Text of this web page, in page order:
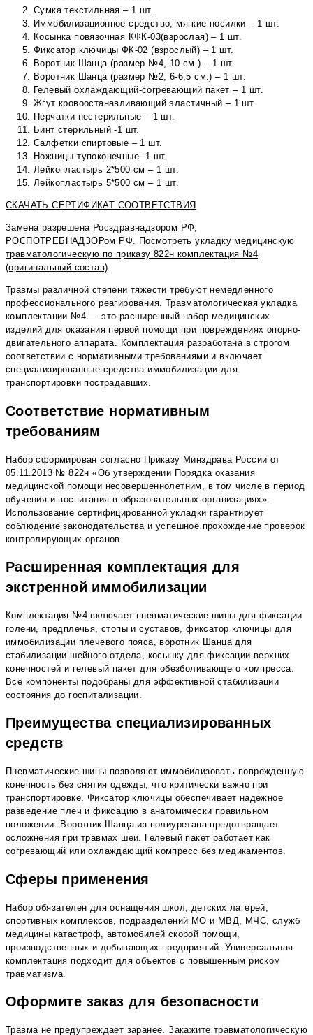
Сумка текстильная – 1 шт.
Иммобилизационное средство, мягкие носилки – 1 шт.
Косынка повязочная КФК-03(взрослая) – 1 шт.
Фиксатор ключицы ФК-02 (взрослый) – 1 шт.
Воротник Шанца (размер №4, 10 см.) – 1 шт.
Воротник Шанца (размер №2, 6-6,5 см.) – 1 шт.
Гелевый охлаждающий-согревающий пакет – 1 шт.
Жгут кровоостанавливающий эластичный – 1 шт.
Перчатки нестерильные – 1 шт.
Бинт стерильный -1 шт.
Салфетки спиртовые – 1 шт.
Ножницы тупоконечные -1 шт.
Лейкопластырь 2*500 см – 1 шт.
Лейкопластырь 5*500 см – 1 шт.
СКАЧАТЬ СЕРТИФИКАТ СООТВЕТСТВИЯ
Замена разрешена Росздравнадзором РФ,
РОСПОТРЕБНАДЗОРом РФ. Посмотреть укладку медицинскую
травматологическую по приказу 822н комплектация №4
(оригинальный состав).
Травмы различной степени тяжести требуют немедленного
профессионального реагирования. Травматологическая укладка
комплектации №4 — это расширенный набор медицинских
изделий для оказания первой помощи при повреждениях опорно-
двигательного аппарата. Комплектация разработана в строгом
соответствии с нормативными требованиями и включает
специализированные средства иммобилизации для
транспортировки пострадавших.
Соответствие нормативным
требованиям
Набор сформирован согласно Приказу Минздрава России от
05.11.2013 № 822н «Об утверждении Порядка оказания
медицинской помощи несовершеннолетним, в том числе в период
обучения и воспитания в образовательных организациях».
Использование сертифицированной укладки гарантирует
соблюдение законодательства и успешное прохождение проверок
контролирующих органов.
Расширенная комплектация для
экстренной иммобилизации
Комплектация №4 включает пневматические шины для фиксации
голени, предплечья, стопы и суставов, фиксатор ключицы для
иммобилизации плечевого пояса, воротник Шанца для
стабилизации шейного отдела, косынку для фиксации верхних
конечностей и гелевый пакет для обезболивающего компресса.
Все компоненты подобраны для эффективной стабилизации
состояния до госпитализации.
Преимущества специализированных
средств
Пневматические шины позволяют иммобилизовать поврежденную
конечность без снятия одежды, что критически важно при
транспортировке. Фиксатор ключицы обеспечивает надежное
разведение плеч и фиксацию в анатомически правильном
положении. Воротник Шанца из полиуретана предотвращает
осложнения при травмах шеи. Гелевый пакет работает как
согревающий или охлаждающий компресс без медикаментов.
Сферы применения
Набор обязателен для оснащения школ, детских лагерей,
спортивных комплексов, подразделений МО и МВД, МЧС, служб
медицины катастроф, автомобилей скорой помощи,
производственных и добывающих предприятий. Универсальная
комплектация подходит для объектов с повышенным риском
травматизма.
Оформите заказ для безопасности
Травма не предупреждает заранее. Закажите травматологическую